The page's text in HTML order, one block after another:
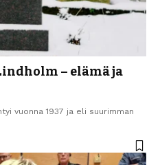
– elämä ja
vuonna 1937 ja eli suurimman